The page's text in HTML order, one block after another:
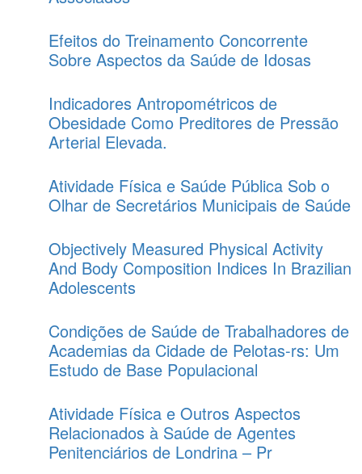
Efeitos do Treinamento Concorrente
Sobre Aspectos da Saúde de Idosas
Indicadores Antropométricos de
Obesidade Como Preditores de Pressão
Arterial Elevada.
Atividade Física e Saúde Pública Sob o
Olhar de Secretários Municipais de Saúde
Objectively Measured Physical Activity
And Body Composition Indices In Brazilian
Adolescents
Condições de Saúde de Trabalhadores de
Academias da Cidade de Pelotas-rs: Um
Estudo de Base Populacional
Atividade Física e Outros Aspectos
Relacionados à Saúde de Agentes
Penitenciários de Londrina – Pr